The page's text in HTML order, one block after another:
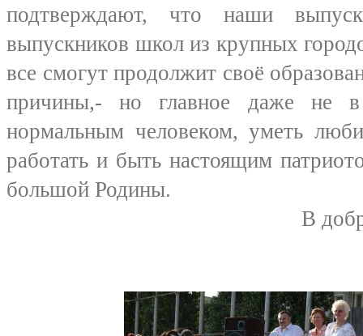
подтверждают, что наши
выпускников школ из крупных
все смогут продолжит своё
причины,- но главное даже не
нормальным человеком, уметь
работать и быть настоящим
большой Родины.
В добрый путь,